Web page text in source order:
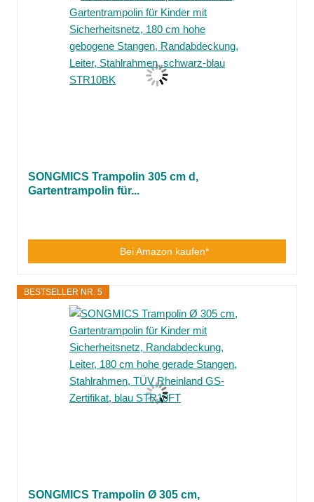
SONGMICS Trampolin 305 cm d,
Gartentrampolin für...
Bei Amazon kaufen*
BESTSELLER NR. 5
SONGMICS Trampolin Ø 305 cm,